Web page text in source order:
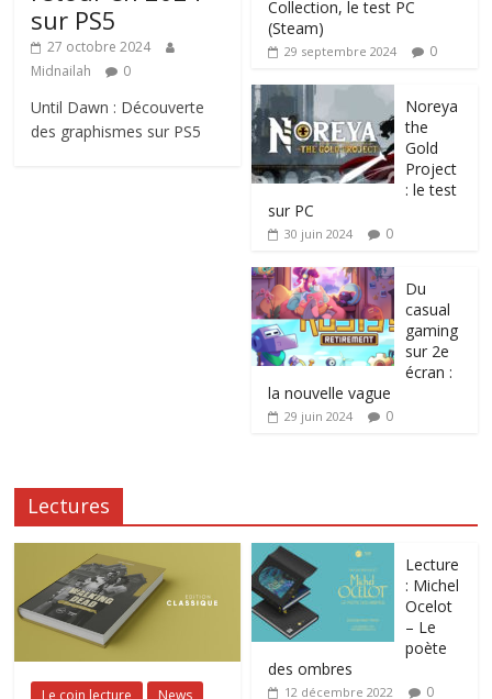
sur PS5
27 octobre 2024
Midnailah
0
Until Dawn : Découverte
des graphismes sur PS5
Collection, le test PC
(Steam)
29 septembre 2024 0
Noreya
the
Gold
Project
: le test
sur PC
30 juin 2024 0
Du
casual
gaming
sur 2e
écran :
la nouvelle vague
29 juin 2024 0
Lectures
Lecture
: Michel
Ocelot
– Le
poète
des ombres
12 décembre 2022 0